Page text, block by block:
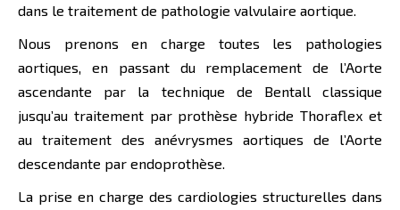
dans le traitement de pathologie valvulaire aortique.
Nous prenons en charge toutes les pathologies
aortiques, en passant du remplacement de l’Aorte
ascendante par la technique de Bentall classique
jusqu’au traitement par prothèse hybride Thoraflex et
au traitement des anévrysmes aortiques de l’Aorte
descendante par endoprothèse.
La prise en charge des cardiologies structurelles dans